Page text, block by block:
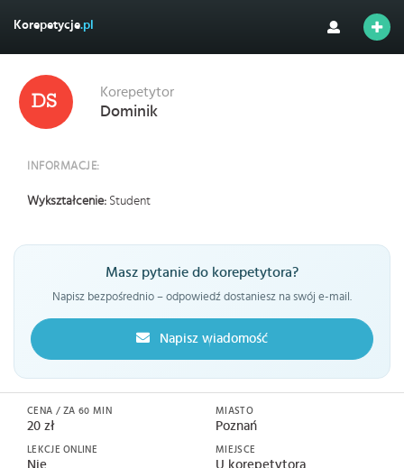
Korepetycje.pl
Korepetytor
Dominik
INFORMACJE:
Wykształcenie: Student
Masz pytanie do korepetytora?
Napisz bezpośrednio – odpowiedź dostaniesz na swój e-mail.
Napisz wiadomość
CENA / ZA 60 MIN
20 zł
LEKCJE ONLINE
Nie
MIASTO
Poznań
MIEJSCE
U korepetytora